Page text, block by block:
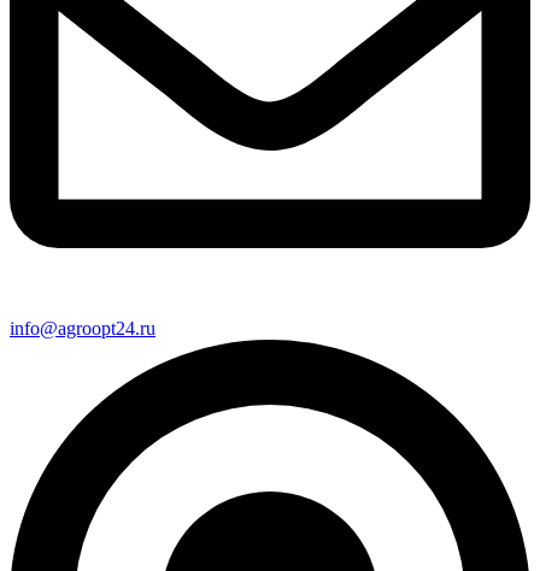
info@agroopt24.ru